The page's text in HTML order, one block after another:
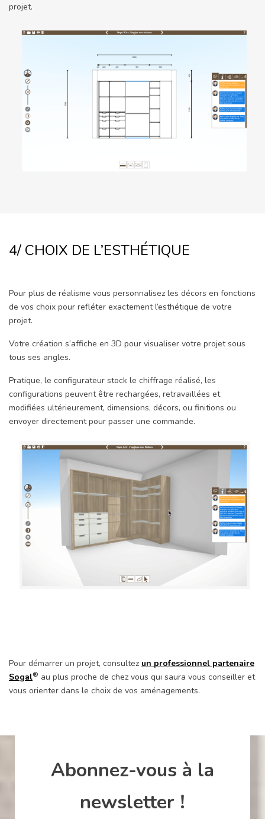
projet.
4/ CHOIX DE L’ESTHÉTIQUE
Pour plus de réalisme vous personnalisez les décors en fonctions
de vos choix pour refléter exactement l’esthétique de votre
projet.
Votre création s’affiche en 3D pour visualiser votre projet sous
tous ses angles.
Pratique, le configurateur stock le chiffrage réalisé, les
configurations peuvent être rechargées, retravaillées et
modifiées ultérieurement, dimensions, décors, ou finitions ou
envoyer directement pour passer une commande.
Pour démarrer un projet, consultez un professionnel partenaire
Sogal® au plus proche de chez vous qui saura vous conseiller et
vous orienter dans le choix de vos aménagements.
Abonnez-vous à la
newsletter !